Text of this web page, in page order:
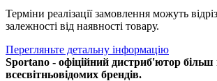
Терміни реалізації замовлення можуть
залежності від наявності товару.
Перегляньте детальну інформацію
Sportano - офіційний дистриб'ютор більш
всесвітньовідомих брендів.